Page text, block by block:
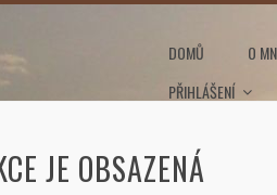
DOMŮ O
PŘIHLÁŠENÍ
JE OBSAZENÁ